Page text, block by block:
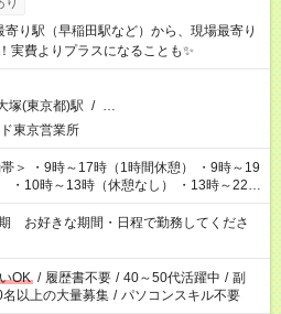
寄り駅（早稲田駅など）から、現場最寄り
実費よりプラスになることも✨
塚(東京都)駅 / …
東京営業所
・10時～13時（休憩なし） ・13時～22時
） ・午前0時～6時（休憩なし） ※案件
ります。 ※なるべく希望シフトに合うよ
お好きな期間・日程で勤務してくださ
OK / 履歴書不要 / 40～50代活躍中 / 副
名以上の大量募集 / パソコンスキル不要